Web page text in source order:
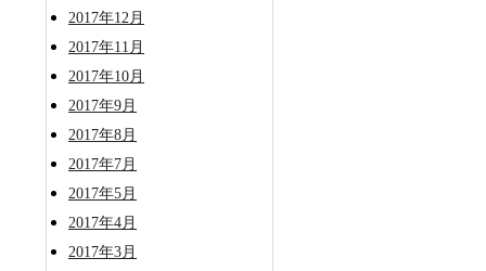
2017年12月
2017年11月
2017年10月
2017年9月
2017年8月
2017年7月
2017年5月
2017年4月
2017年3月